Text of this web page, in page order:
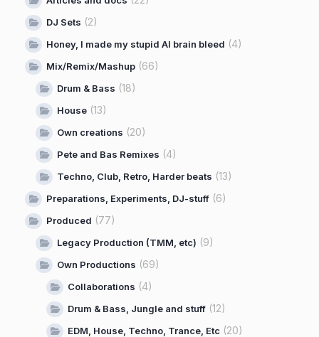
DJ Sets (2)
Honey, I made my stupid AI brain bleed (4)
Mix/Remix/Mashup (66)
Drum & Bass (18)
House (13)
Own creations (20)
Pete and Bas Remixes (4)
Techno, Club, Retro, Harder beats (13)
Preparations, Experiments, DJ-stuff (6)
Produced (77)
Legacy Production (TMM, etc) (9)
Own Productions (69)
Collaborations (4)
Drum & Bass, Jungle and stuff (12)
EDM, House, Techno, Trance, Etc (20)